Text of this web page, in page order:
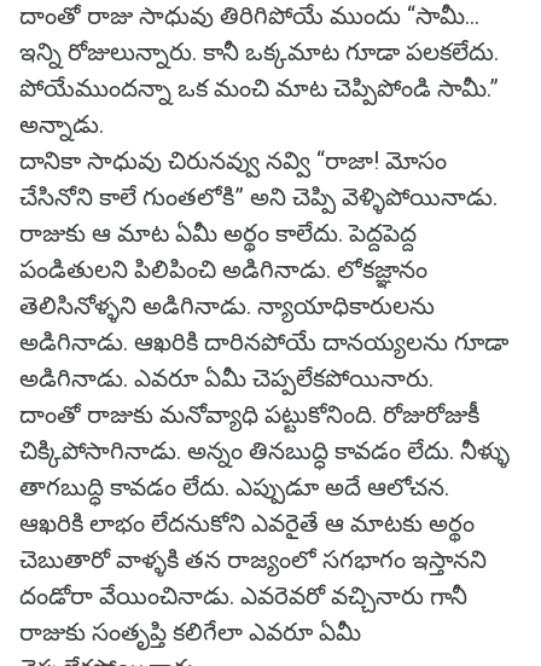
దాంతో రాజు సాధువు తిరిగిపోయే ముందు “సామీ...
ఇన్ని రోజులున్నారు. కానీ ఒక్కమాట గూడా పలకలేదు.
పోయేముందన్నా ఒక మంచి మాట చెప్పిపోండి సామీ.”
అన్నాడు.
దానికా సాధువు చిరునవ్వు నవ్వి “రాజా! మోసం
చేసినోని కాలే గుంతలోకి” అని చెప్పి వెళ్ళిపోయినాడు.
రాజుకు ఆ మాట ఏమీ అర్థం కాలేదు. పెద్దపెద్ద
పండితులని పిలిపించి అడిగినాడు. లోకజ్ఞానం
తెలిసినోళ్ళని అడిగినాడు. న్యాయాధికారులను
అడిగినాడు. ఆఖరికి దారినపోయే దానయ్యలను గూడా
అడిగినాడు. ఎవరూ ఏమీ చెప్పలేకపోయినారు.
దాంతో రాజుకు మనోవ్యాధి పట్టుకోనింది. రోజురోజుకీ
చిక్కిపోసాగినాడు. అన్నం తినబుద్ధి కావడం లేదు. నీళ్ళు
తాగబుద్ధి కావడం లేదు. ఎప్పుడూ అదే ఆలోచన.
ఆఖరికి లాభం లేదనుకోని ఎవరైతే ఆ మాటకు అర్థం
చెబుతారో వాళ్ళకి తన రాజ్యంలో సగభాగం ఇస్తానని
దండోరా వేయించినాడు. ఎవరెవరో వచ్చినారు గానీ
రాజుకు సంతృప్తి కలిగేలా ఎవరూ ఏమీ